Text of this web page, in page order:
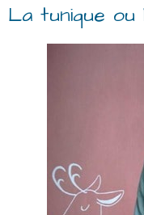
La tunique